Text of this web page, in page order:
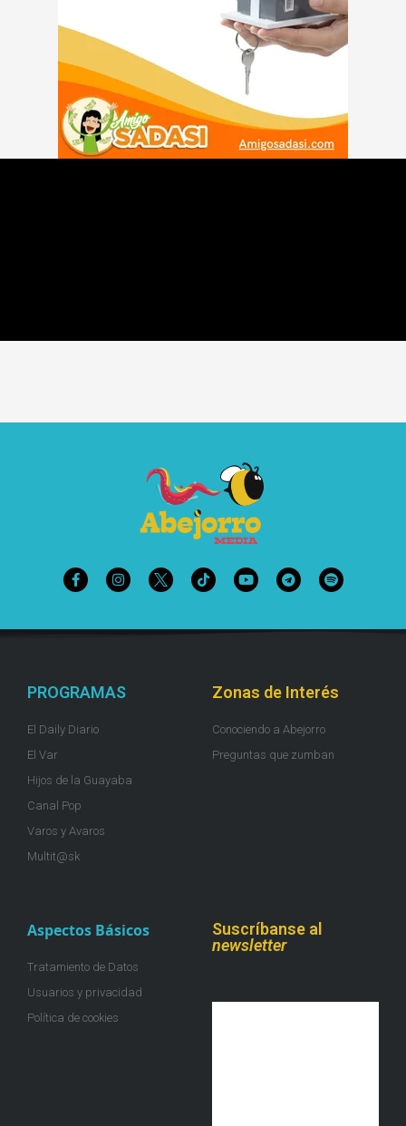
PROGRAMAS
El Daily Diario
El Var
Hijos de la Guayaba
Canal Pop
Varos y Avaros
Multit@sk
Zonas de Interés
Conociendo a Abejorro
Preguntas que zumban
Aspectos Básicos
Tratamiento de Datos
Usuarios y privacidad
Política de cookies
Suscríbanse al
newsletter